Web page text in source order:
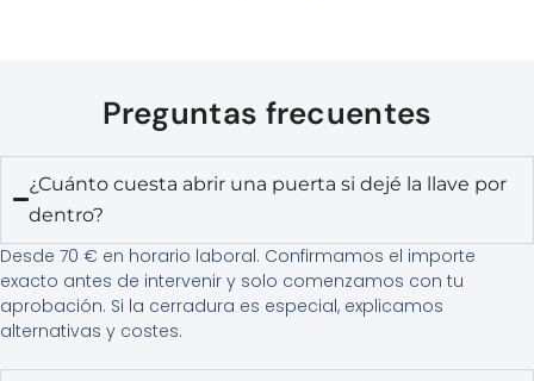
Preguntas frecuentes
¿Cuánto cuesta abrir una puerta si dejé la llave por
dentro?
Desde 70 € en horario laboral. Confirmamos el importe
exacto antes de intervenir y solo comenzamos con tu
aprobación. Si la cerradura es especial, explicamos
alternativas y costes.